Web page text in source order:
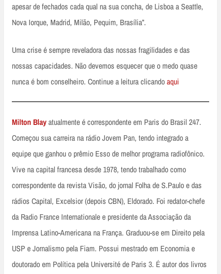
apesar de fechados cada qual na sua concha, de Lisboa a Seattle,
Nova Iorque, Madrid, Milão, Pequim, Brasília”.
Uma crise é sempre reveladora das nossas fragilidades e das
nossas capacidades. Não devemos esquecer que o medo quase
nunca é bom conselheiro. Continue a leitura clicandoaqui
Milton Blayatualmente é correspondente em Paris do Brasil 247.
Começou sua carreira na rádio Jovem Pan, tendo integrado a
equipe que ganhou o prêmio Esso de melhor programa radiofônico.
Vive na capital francesa desde 1978, tendo trabalhado como
correspondente da revista Visão, do jornal Folha de S.Paulo e das
rádios Capital, Excelsior (depois CBN), Eldorado. Foi redator-chefe
da Radio France Internationale e presidente da Associação da
Imprensa Latino-Americana na França. Graduou-se em Direito pela
USP e Jornalismo pela Fiam. Possui mestrado em Economia e
doutorado em Política pela Université de Paris 3. É autor dos livros